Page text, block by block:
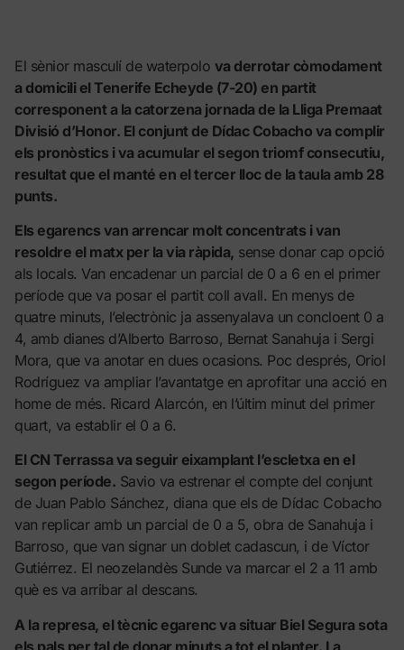
El sènior masculí de waterpolo va derrotar còmodament
a domicili el Tenerife Echeyde (7-20) en partit
corresponent a la catorzena jornada de la Lliga Premaat
Divisió d’Honor. El conjunt de Dídac Cobacho va complir
els pronòstics i va acumular el segon triomf consecutiu,
resultat que el manté en el tercer lloc de la taula amb 28
punts.
Els egarencs van arrencar molt concentrats i van
resoldre el matx per la via ràpida, sense donar cap opció
als locals. Van encadenar un parcial de 0 a 6 en el primer
període que va posar el partit coll avall. En menys de
quatre minuts, l’electrònic ja assenyalava un concloent 0 a
4, amb dianes d’Alberto Barroso, Bernat Sanahuja i Sergi
Mora, que va anotar en dues ocasions. Poc després, Oriol
Rodríguez va ampliar l’avantatge en aprofitar una acció en
home de més. Ricard Alarcón, en l’últim minut del primer
quart, va establir el 0 a 6.
El CN Terrassa va seguir eixamplant l’escletxa en el
segon període. Savio va estrenar el compte del conjunt
de Juan Pablo Sánchez, diana que els de Dídac Cobacho
van replicar amb un parcial de 0 a 5, obra de Sanahuja i
Barroso, que van signar un doblet cadascun, i de Víctor
Gutiérrez. El neozelandès Sunde va marcar el 2 a 11 amb
què es va arribar al descans.
A la represa, el tècnic egarenc va situar Biel Segura sota
els pals per tal de donar minuts a tot el planter. La